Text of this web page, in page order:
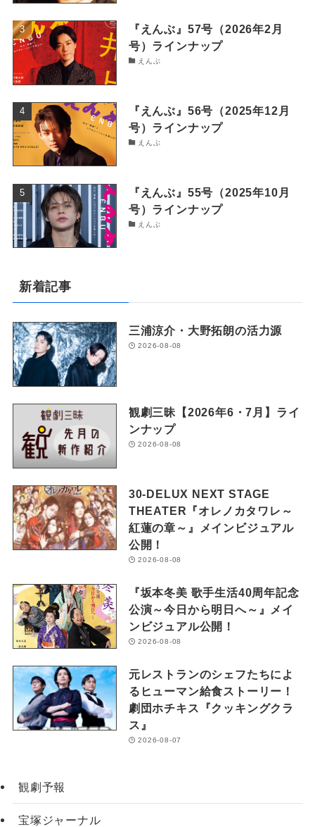
『えんぶ』57号（2026年2月
号）ラインナップ
えんぶ
『えんぶ』56号（2025年12月
号）ラインナップ
えんぶ
『えんぶ』55号（2025年10月
号）ラインナップ
えんぶ
新着記事
三浦涼介・大野拓朗の活力源
2026-08-08
観劇三昧【2026年6・7月】ライ
ンナップ
2026-08-08
30-DELUX NEXT STAGE
THEATER『オレノカタワレ～
紅蓮の章～』メインビジュアル
公開！
2026-08-08
『坂本冬美 歌手生活40周年記念
公演～今日から明日へ～』メイ
ンビジュアル公開！
2026-08-08
元レストランのシェフたちによ
るヒューマン給食ストーリー！
劇団ホチキス『クッキングクラ
ス』
2026-08-07
観劇予報
宝塚ジャーナル